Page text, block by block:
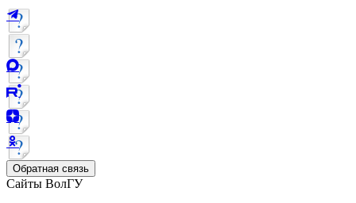
Обратная связь
Сайты ВолГУ